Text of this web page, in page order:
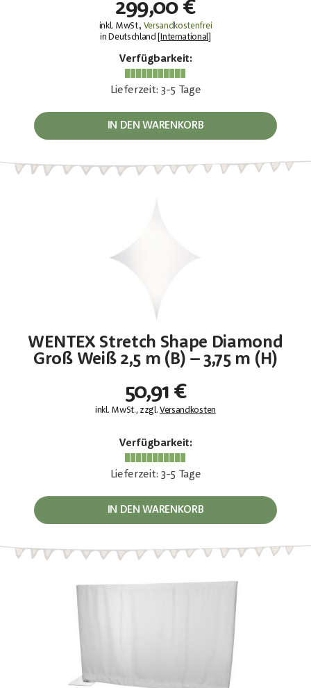
299,00 €
inkl. MwSt., Versandkostenfrei
in Deutschland [
International]
Verfügbarkeit:
Lieferzeit: 3-5 Tage
IN DEN WARENKORB
WENTEX Stretch Shape Diamond
Groß Weiß 2,5 m (B) – 3,75 m (H)
50,91 €
inkl. MwSt., zzgl.Versandkosten
Verfügbarkeit:
Lieferzeit: 3-5 Tage
IN DEN WARENKORB